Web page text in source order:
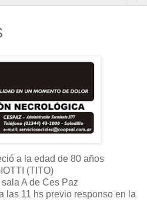
a la edad de 80 años
(TITO)
A de Ces Paz
las 11 hs previo responso en la